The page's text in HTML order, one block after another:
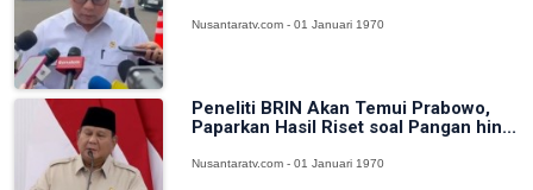
Nusantaratv.com - 01 Januari 1970
Peneliti BRIN Akan Temui Prabowo,
Paparkan Hasil Riset soal Pangan hin...
Nusantaratv.com - 01 Januari 1970